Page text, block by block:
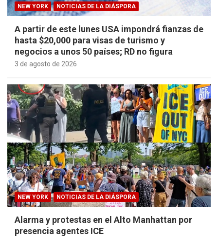
NEW YORK NOTICIAS DE LA DIÁSPORA
A partir de este lunes USA impondrá fianzas de
hasta $20,000 para visas de turismo y
negocios a unos 50 países; RD no figura
3 de agosto de 2026
NEW YORK NOTICIAS DE LA DIÁSPORA
Alarma y protestas en el Alto Manhattan por
presencia agentes ICE